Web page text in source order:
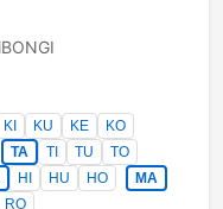
KI KU KE
KO
TA TI TU
TO
HI HU HO
MA
RO